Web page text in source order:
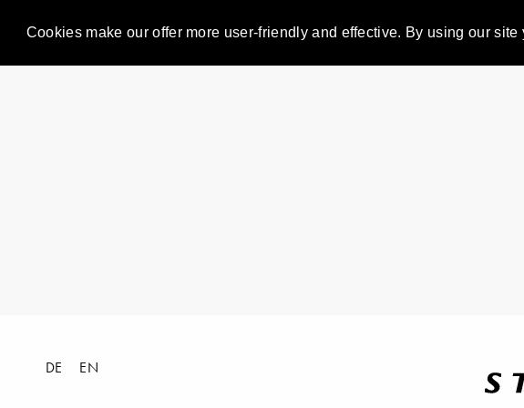
Cookies make our offer more user-friendly and effective. By using our
DE EN